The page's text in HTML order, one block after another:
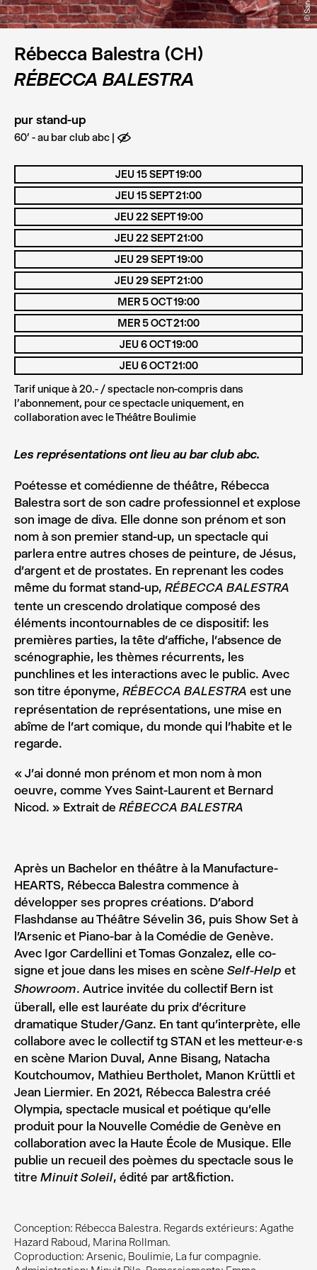
Rébecca Balestra (CH)
RÉBECCA BALESTRA
pur stand-up
60' - au bar club abc E
Conception: Rébecca Balestra. Regards extérieurs: Agathe
Hazard Raboud, Marina Rollman.
Coproduction: Arsenic, Boulimie, La fur compagnie.
Les représentations ont lieu au bar club abc.
Poétesse et comédienne de théâtre, Rébecca
Balestra sort de son cadre professionnel et explose
son image de diva. Elle donne son prénom et son
nom à son premier stand-up, un spectacle qui
parlera entre autres choses de peinture, de Jésus,
d’argent et de prostates. En reprenant les codes
même du format stand-up, RÉBECCA BALESTRA
tente un crescendo drolatique composé des
éléments incontournables de ce dispositif: les
premières parties, la tête d’affiche, l’absence de
scénographie, les thèmes récurrents, les
punchlines et les interactions avec le public. Avec
son titre éponyme, RÉBECCA BALESTRA est une
représentation de représentations, une mise en
abîme de l’art comique, du monde qui l’habite et le
regarde.
« J’ai donné mon prénom et mon nom à mon
oeuvre, comme Yves Saint-Laurent et Bernard
Nicod. » Extrait de RÉBECCA BALESTRA
Après un Bachelor en théâtre à la Manufacture-
HEARTS, Rébecca Balestra commence à
développer ses propres créations. D’abord
Flashdanse au Théâtre Sévelin 36, puis Show Set à
l’Arsenic et Piano-bar à la Comédie de Genève.
Avec Igor Cardellini et Tomas Gonzalez, elle co-
signe et joue dans les mises en scène Self-Help et
Showroom. Autrice invitée du collectif Bern ist
überall, elle est lauréate du prix d’écriture
dramatique Studer/Ganz. En tant qu’interprète, elle
collabore avec le collectif tg STAN et les metteur.e.s
en scène Marion Duval, Anne Bisang, Natacha
Koutchoumov, Mathieu Bertholet, Manon Krüttli et
Jean Liermier. En 2021, Rébecca Balestra créé
Olympia, spectacle musical et poétique qu’elle
produit pour la Nouvelle Comédie de Genève en
collaboration avec la Haute École de Musique. Elle
publie un recueil des poèmes du spectacle sous le
titre Minuit Soleil, édité par art&fiction.
JEU 15 SEPT 19:00
JEU 15 SEPT 21:00
JEU 22 SEPT 19:00
JEU 22 SEPT 21:00
JEU 29 SEPT 19:00
JEU 29 SEPT 21:00
MER 5 OCT 19:00
MER 5 OCT 21:00
JEU 6 OCT 19:00
JEU 6 OCT 21:00
Tarif unique à 20.- / spectacle non-compris dans
l'abonnement, pour ce spectacle uniquement, en
collaboration avec le Théâtre Boulimie